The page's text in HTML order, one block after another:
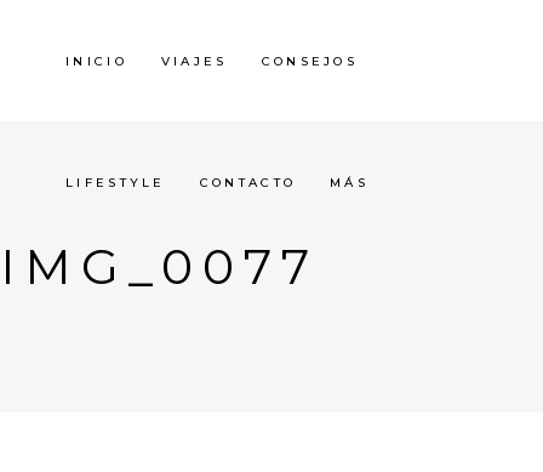
INICIO VIAJES CONSEJOS
LIFESTYLE CONTACTO MÁS
IMG_0077